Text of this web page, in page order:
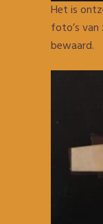
Het is
foto’s
bewaard.